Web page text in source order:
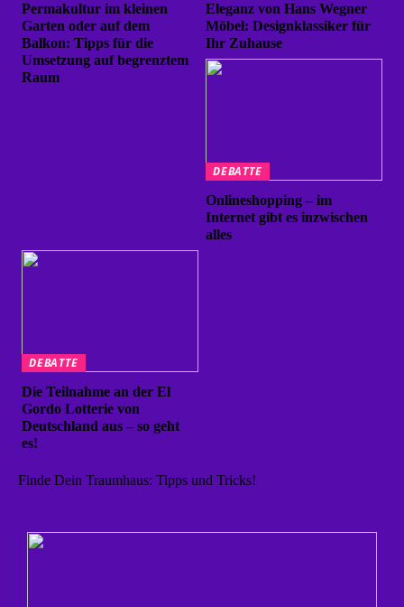
Permakultur im kleinen
Garten oder auf dem
Balkon: Tipps für die
Umsetzung auf begrenztem
Raum
Eleganz von Hans Wegner
Möbel: Designklassiker für
Ihr Zuhause
DEBATTE
Onlineshopping – im
Internet gibt es inzwischen
alles
DEBATTE
Die Teilnahme an der El
Gordo Lotterie von
Deutschland aus – so geht
es!
Finde Dein Traumhaus: Tipps und Tricks!